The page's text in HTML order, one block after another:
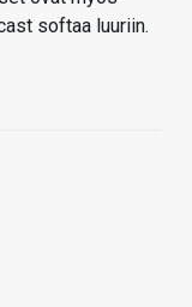
softaa luuriin.